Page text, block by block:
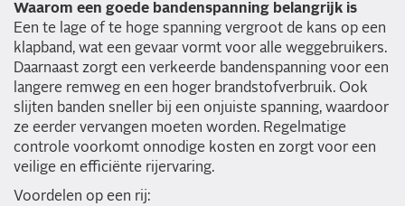
Waarom een goede bandenspanning belangrijk is
Een te lage of te hoge spanning vergroot de kans op een
klapband, wat een gevaar vormt voor alle weggebruikers.
Daarnaast zorgt een verkeerde bandenspanning voor een
langere remweg en een hoger brandstofverbruik. Ook
slijten banden sneller bij een onjuiste spanning, waardoor
ze eerder vervangen moeten worden. Regelmatige
controle voorkomt onnodige kosten en zorgt voor een
veilige en efficiënte rijervaring.
Voordelen op een rij: